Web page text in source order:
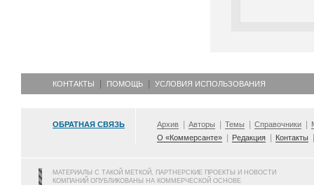
КОНТАКТЫ ПОМОЩЬ УСЛОВИЯ ИСПОЛЬЗОВАНИЯ
ОБРАТНАЯ СВЯЗЬ Архив Авторы Темы Справочники
О «Коммерсанте»
Редакция Контакты
МАТЕРИАЛЫ С ТАКОЙ МЕТКОЙ, ПАРТНЕРСКИЕ ПРОЕКТЫ И НОВОСТИ
КОМПАНИЙ ОПУБЛИКОВАНЫ НА КОММЕРЧЕСКОЙ ОСНОВЕ